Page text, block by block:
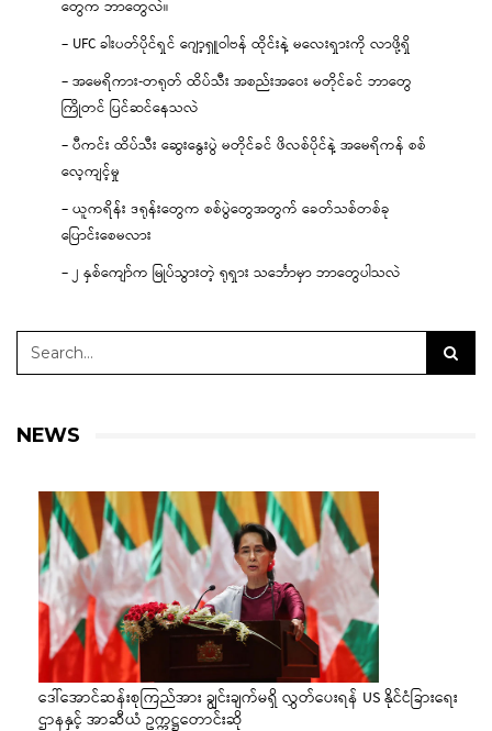
တွေက ဘာတွေလဲ။
– UFC ခါးပတ်ပိုင်ရှင် ဂျော့ရှူဝါဗန် ထိုင်းနဲ့ မလေးရှားကို လာဖို့ရှိ
– အမေရိကား-တရုတ် ထိပ်သီး အစည်းအဝေး မတိုင်ခင် ဘာတွေ
ကြိုတင် ပြင်ဆင်နေသလဲ
– ပီကင်း ထိပ်သီး ဆွေးနွေးပွဲ မတိုင်ခင် ဖိလစ်ပိုင်နဲ့ အမေရိကန် စစ်
လေ့ကျင့်မှု
– ယူကရိန်း ဒရုန်းတွေက စစ်ပွဲတွေအတွက် ခေတ်သစ်တစ်ခု
ပြောင်းစေမလား
– ၂ နှစ်ကျော်က မြုပ်သွားတဲ့ ရုရှား သင်္ဘောမှာ ဘာတွေပါသလဲ
NEWS
ဒေါ်အောင်ဆန်းစုကြည်အား ချွင်းချက်မရှိ လွှတ်ပေးရန် US နိုင်ငံခြားရေး
ဌာနနှင့် အာဆီယံ ဥက္ကဋ္ဌတောင်းဆို